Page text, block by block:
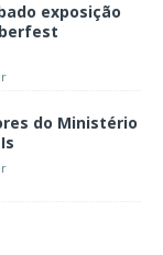
exposição
do Ministério